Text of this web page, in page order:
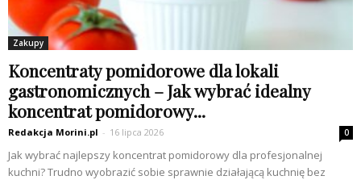
Zakupy
Koncentraty pomidorowe dla lokali
gastronomicznych – Jak wybrać idealny
koncentrat pomidorowy...
Redakcja Morini.pl - 16 lipca 2026 0
Jak wybrać najlepszy koncentrat pomidorowy dla profesjonalnej
kuchni? Trudno wyobrazić sobie sprawnie działającą kuchnię bez